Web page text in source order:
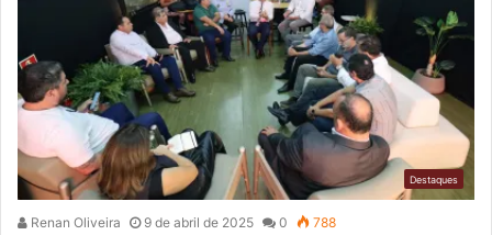
Destaques
Renan Oliveira 9 de abril de 2025 0 788